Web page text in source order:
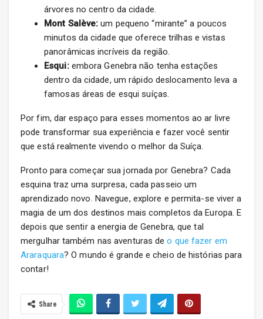
árvores no centro da cidade.
Mont Salève: um pequeno “mirante” a poucos
minutos da cidade que oferece trilhas e vistas
panorâmicas incríveis da região.
Esqui:embora Genebra não tenha estações
dentro da cidade, um rápido deslocamento leva a
famosas áreas de esqui suíças.
Por fim, dar espaço para esses momentos ao ar livre
pode transformar sua experiência e fazer você sentir
que está realmente vivendo o melhor da Suíça.
Pronto para começar sua jornada por Genebra? Cada
esquina traz uma surpresa, cada passeio um
aprendizado novo. Navegue, explore e permita-se viver a
magia de um dos destinos mais completos da Europa. E
depois que sentir a energia de Genebra, que tal
mergulhar também nas aventuras deo que fazer em
Araraquara? O mundo é grande e cheio de histórias para
contar!
Share